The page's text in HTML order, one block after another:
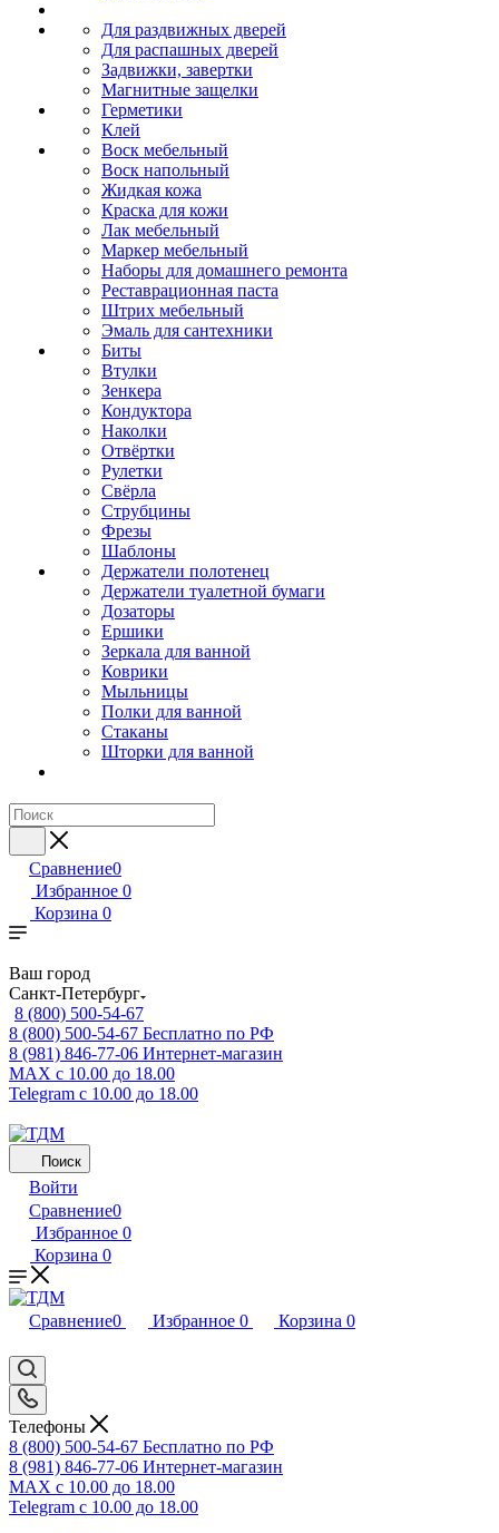
Для раздвижных дверей
Для распашных дверей
Задвижки, завертки
Магнитные защелки
Герметики
Клей
Воск мебельный
Воск напольный
Жидкая кожа
Краска для кожи
Лак мебельный
Маркер мебельный
Наборы для домашнего ремонта
Реставрационная паста
Штрих мебельный
Эмаль для сантехники
Биты
Втулки
Зенкера
Кондуктора
Наколки
Отвёртки
Рулетки
Свёрла
Струбцины
Фрезы
Шаблоны
Держатели полотенец
Держатели туалетной бумаги
Дозаторы
Ершики
Зеркала для ванной
Коврики
Мыльницы
Полки для ванной
Стаканы
Шторки для ванной
Сравнение0
Избранное 0
Корзина 0
Ваш город
Санкт-Петербург
8 (800) 500-54-67
8 (800) 500-54-67 Бесплатно по РФ
8 (981) 846-77-06 Интернет-магазин
MAX с 10.00 до 18.00
Telegram с 10.00 до 18.00
Поиск
Войти
Сравнение0
Избранное 0
Корзина 0
Сравнение0 Избранное 0 Корзина 0
Телефоны
8 (800) 500-54-67 Бесплатно по РФ
8 (981) 846-77-06 Интернет-магазин
MAX с 10.00 до 18.00
Telegram с 10.00 до 18.00